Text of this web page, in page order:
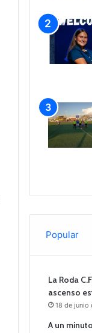
Popular
La Roda
ascenso
18 de junio
A un